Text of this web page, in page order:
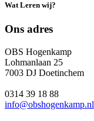
Wat Leren wij?
Ons adres
OBS Hogenkamp
Lohmanlaan 25
7003 DJ Doetinchem
0314 39 18 88
info@obshogenkamp.nl